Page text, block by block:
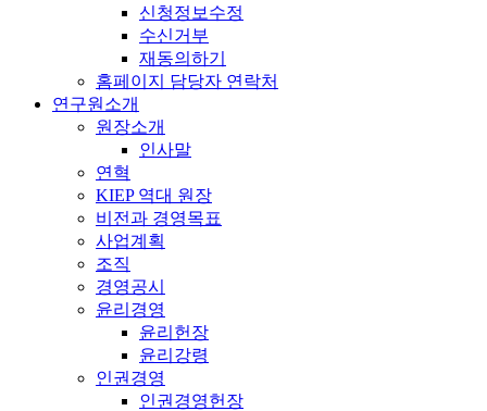
신청정보수정
수신거부
재동의하기
홈페이지 담당자 연락처
연구원소개
원장소개
인사말
연혁
KIEP 역대 원장
비전과 경영목표
사업계획
조직
경영공시
윤리경영
윤리헌장
윤리강령
인권경영
인권경영헌장